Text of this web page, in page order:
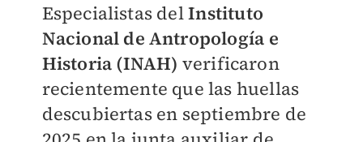
Especialistas delInstituto
Nacional de Antropología e
Historia (INAH) verificaron
recientemente que las huellas
descubiertas en septiembre de